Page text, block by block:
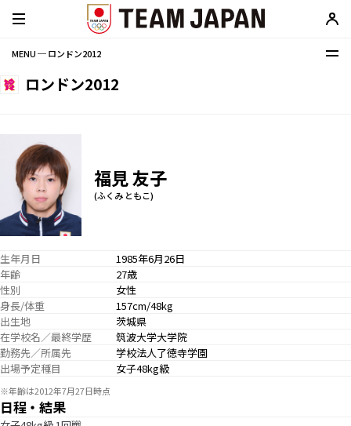
MENU ─ ロンドン2012
ロンドン2012
福見 友子
(ふくみ ともこ)
生年月日
1985年6月26日
年齢
27歳
性別
女性
身長/体重
157cm/48kg
出生地
茨城県
在学校名／最終学歴
筑波大学大学院
勤務先／所属先
学校法人了徳寺学園
出場予定種目
女子48kg級
※年齢は2012年7月27日時点
日程・結果